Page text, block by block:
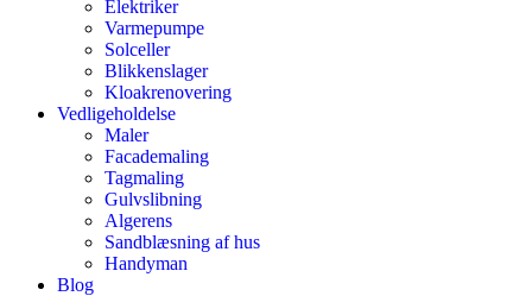
Elektriker
Varmepumpe
Solceller
Blikkenslager
Kloakrenovering
Vedligeholdelse
Maler
Facademaling
Tagmaling
Gulvslibning
Algerens
Sandblæsning af hus
Handyman
Blog